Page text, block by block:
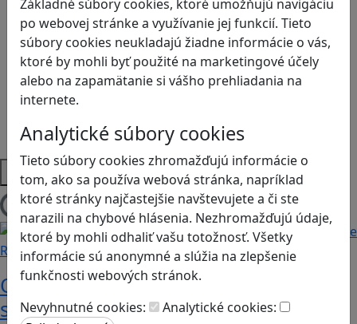
Základné súbory cookies, ktoré umožňujú navigáciu
po webovej stránke a využívanie jej funkcií. Tieto
súbory cookies neukladajú žiadne informácie o vás,
ktoré by mohli byť použité na marketingové účely
alebo na zapamätanie si vášho prehliadania na
internete.
Analytické súbory cookies
Tieto súbory cookies zhromažďujú informácie o
tom, ako sa používa webová stránka, napríklad
ktoré stránky najčastejšie navštevujete a či ste
narazili na chybové hlásenia. Nezhromažďujú údaje,
ktoré by mohli odhaliť vašu totožnosť. Všetky
informácie sú anonymné a slúžia na zlepšenie
funkčnosti webových stránok.
Nevyhnutné cookies:
Analytické cookies:
Logické myslenie
Ľudské práva a tolerancia
Motorika a koncentrácia
Programovanie/Technika
Sociálne zručnosti a kooperácia
Zdravie a pohyb
Platformy
Načítam blogy
Recenzie
Otestujete a rozšírte svoje znalosti o
svete s hrou Erudite